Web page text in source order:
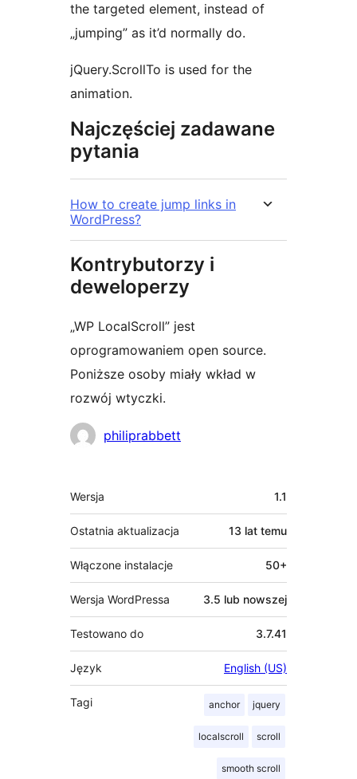
the targeted element, instead of
„jumping” as it’d normally do.
jQuery.ScrollTo is used for the
animation.
Najczęściej zadawane
pytania
How to create jump links in
WordPress?
Kontrybutorzy i
deweloperzy
„WP LocalScroll” jest
oprogramowaniem open source.
Poniższe osoby miały wkład w
rozwój wtyczki.
Zaangażowani
philiprabbett
Meta
Wersja 1.1
Ostatnia aktualizacja 13 lat temu
Włączone instalacje 50+
Wersja WordPressa 3.5 lub nowszej
Testowano do 3.7.41
Język English (US)
Tagi anchor jquery
localscroll scroll
smooth scroll